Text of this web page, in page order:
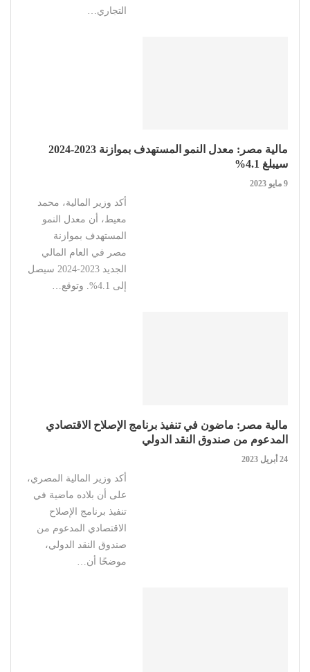
التجاري…
مالية مصر: معدل النمو المستهدف بموازنة 2023-2024
سيبلغ 4.1%
9 مايو 2023
أكد وزير المالية، محمد
معيط، أن معدل النمو
المستهدف بموازنة
مصر في العام المالي
الجديد 2023-2024 سيصل
إلى 4.1%. وتوقع…
مالية مصر: ماضون في تنفيذ برنامج الإصلاح الاقتصادي
المدعوم من صندوق النقد الدولي
24 أبريل 2023
أكد وزير المالية المصري،
على أن بلاده ماضية في
تنفيذ برنامج الإصلاح
الاقتصادي المدعوم من
صندوق النقد الدولي،
موضحًا أن…